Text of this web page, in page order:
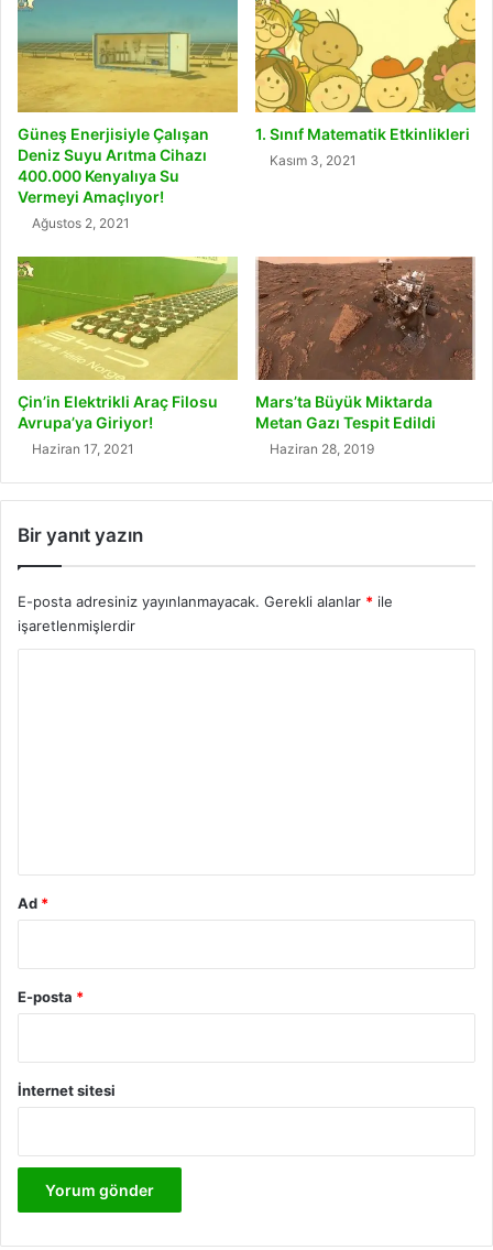
Güneş Enerjisiyle Çalışan
Deniz Suyu Arıtma Cihazı
400.000 Kenyalıya Su
Vermeyi Amaçlıyor!
Ağustos 2, 2021
1. Sınıf Matematik Etkinlikleri
Kasım 3, 2021
Çin’in Elektrikli Araç Filosu
Avrupa’ya Giriyor!
Haziran 17, 2021
Mars’ta Büyük Miktarda
Metan Gazı Tespit Edildi
Haziran 28, 2019
Bir yanıt yazın
E-posta adresiniz yayınlanmayacak. Gerekli alanlar * ile
işaretlenmişlerdir
Ad *
E-posta *
İnternet sitesi